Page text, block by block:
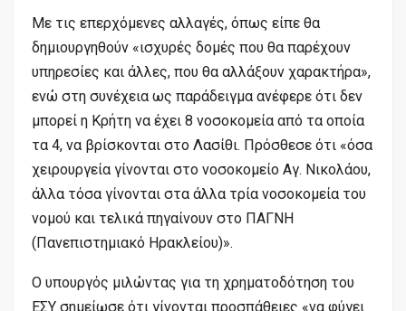
Με τις επερχόμενες αλλαγές, όπως είπε θα
δημιουργηθούν «ισχυρές δομές που θα παρέχουν
υπηρεσίες και άλλες, που θα αλλάξουν χαρακτήρα»,
ενώ στη συνέχεια ως παράδειγμα ανέφερε ότι δεν
μπορεί η Κρήτη να έχει 8 νοσοκομεία από τα οποία
τα 4, να βρίσκονται στο Λασίθι. Πρόσθεσε ότι «όσα
χειρουργεία γίνονται στο νοσοκομείο Αγ. Νικολάου,
άλλα τόσα γίνονται στα άλλα τρία νοσοκομεία του
νομού και τελικά πηγαίνουν στο ΠΑΓΝΗ
(Πανεπιστημιακό Ηρακλείου)».
Ο υπουργός μιλώντας για τη χρηματοδότηση του
ΕΣΥ σημείωσε ότι γίνονται προσπάθειες «να φύγει